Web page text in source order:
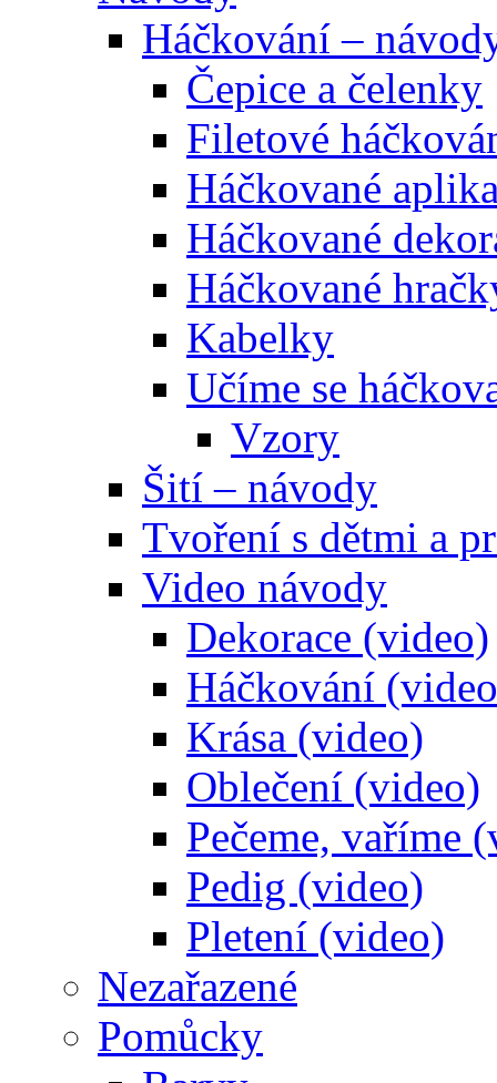
Háčkování –
Čepice a čelenky
Filetové
Háčkované
Háčkované
Háčkované
Kabelky
Učíme se
Vzory
Šití – návody
Tvoření s dětmi a
Video návody
Dekorace (video)
Háčkování
Krása (video)
Oblečení (video)
Pečeme, vaříme
Pedig (video)
Pletení (video)
Nezařazené
Pomůcky